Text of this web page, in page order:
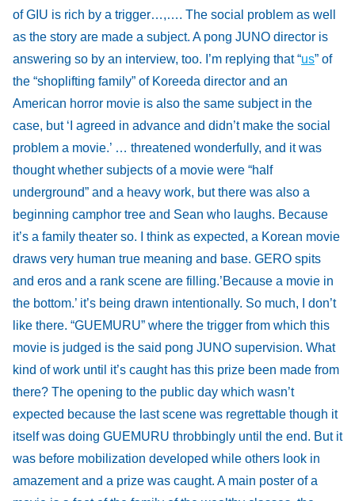
of GIU is rich by a trigger…,…. The social problem as well
as the story are made a subject. A pong JUNO director is
answering so by an interview, too. I’m replying that “us” of
the “shoplifting family” of Koreeda director and an
American horror movie is also the same subject in the
case, but ‘I agreed in advance and didn’t make the social
problem a movie.’ … threatened wonderfully, and it was
thought whether subjects of a movie were “half
underground” and a heavy work, but there was also a
beginning camphor tree and Sean who laughs. Because
it’s a family theater so. I think as expected, a Korean movie
draws very human true meaning and base. GERO spits
and eros and a rank scene are filling.’Because a movie in
the bottom.’ it’s being drawn intentionally. So much, I don’t
like there. “GUEMURU” where the trigger from which this
movie is judged is the said pong JUNO supervision. What
kind of work until it’s caught has this prize been made from
there? The opening to the public day which wasn’t
expected because the last scene was regrettable though it
itself was doing GUEMURU throbbingly until the end. But it
was before mobilization developed while others look in
amazement and a prize was caught. A main poster of a